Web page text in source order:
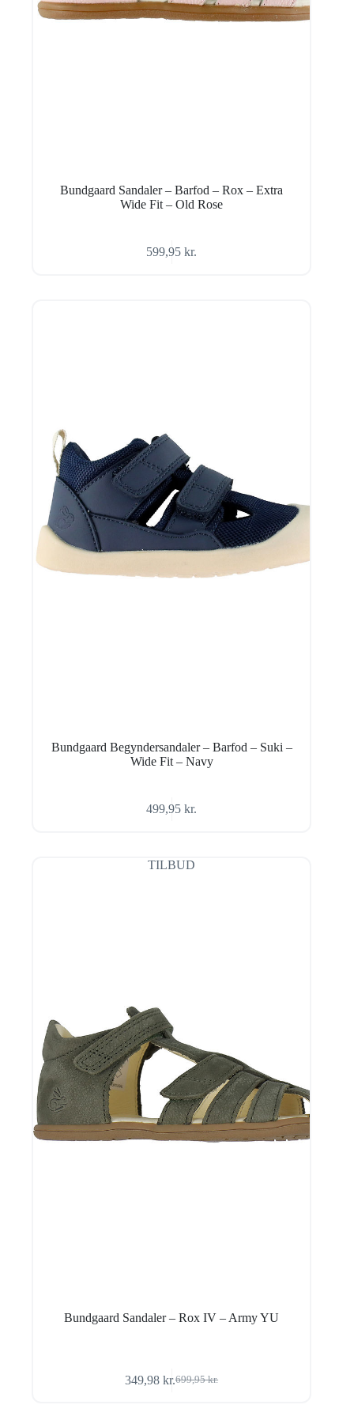
Bundgaard Sandaler – Barfod – Rox – Extra
Wide Fit – Old Rose
599,95kr.
Bundgaard Begyndersandaler – Barfod – Suki –
Wide Fit – Navy
499,95kr.
TILBUD
Bundgaard Sandaler – Rox IV – Army YU
699,95kr.
Den
349,98kr.Den